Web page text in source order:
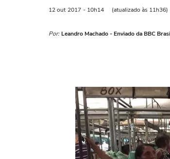
12 out 2017 - 10h14 (atualizado às 11h36)
Por: Leandro Machado - Enviado da BBC